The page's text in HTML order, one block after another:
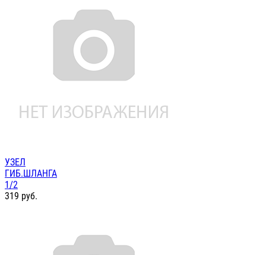
УЗЕЛ
ГИБ.ШЛАНГА
1/2
319 руб.